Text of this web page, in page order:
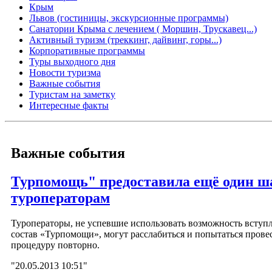
Крым
Львов (гостиницы, экскурсионные программы)
Санатории Крыма с лечением ( Моршин, Трускавец...)
Активный туризм (треккинг, дайвинг, горы...)
Корпоративные программы
Туры выходного дня
Новости туризма
Важные события
Туристам на заметку
Интересные факты
Важные события
Турпомощь" предоставила ещё один
туроператорам
Туроператоры, не успевшие использовать возможность
состав «Турпомощи», могут расслабиться и попытаться
процедуру повторно.
"20.05.2013 10:51"